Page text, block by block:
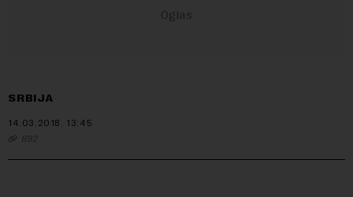
SRBIJA
14.03.2018. 13:45
B92